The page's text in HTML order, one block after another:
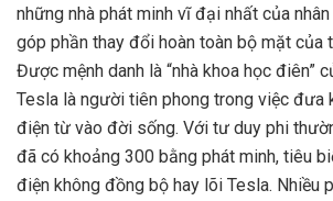
những nhà phát minh vĩ đại nhất của
góp phần thay đổi hoàn toàn bộ mặt của
Được mệnh danh là “nhà khoa học điên”
Tesla là người tiên phong trong việc đưa
điện từ vào đời sống. Với tư duy phi
đã có khoảng 300 bằng phát minh, tiêu
điện không đồng bộ hay lõi Tesla. Nhiều